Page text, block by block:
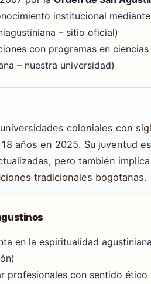
institucional
– sitio oficial)
con programas en
– nuestra universidad)
coloniales con
años en 2025. Su juventud
pero también
tradicionales bogotanas.
en la espiritualidad
profesionales con sentido